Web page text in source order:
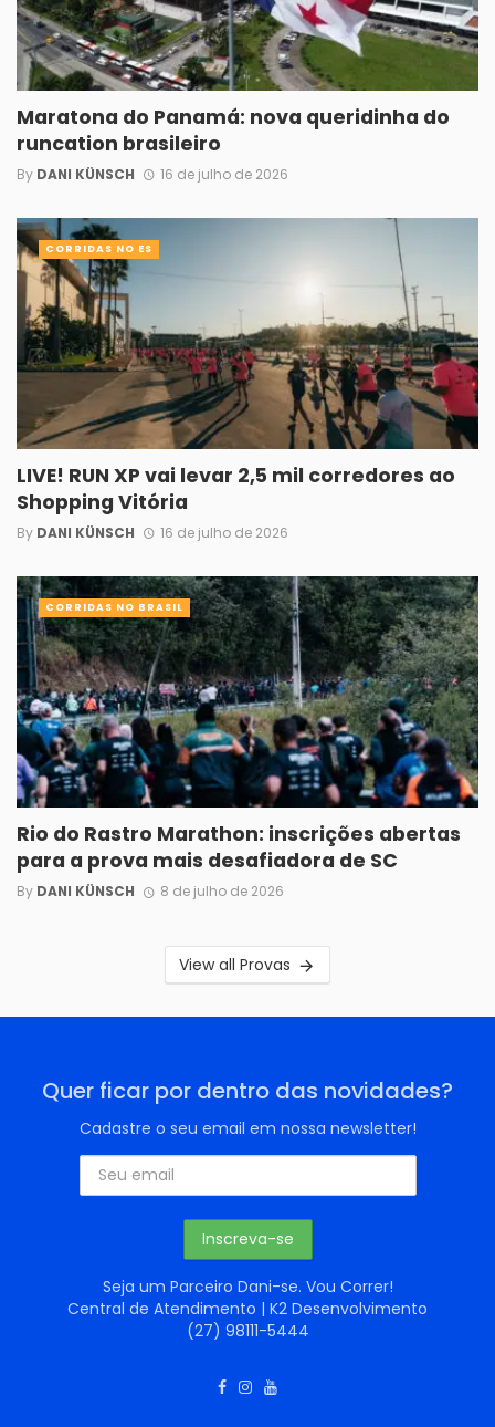
Maratona do Panamá: nova queridinha do
runcation brasileiro
By DANI KÜNSCH 16 de julho de 2026
LIVE! RUN XP vai levar 2,5 mil corredores ao
Shopping Vitória
By DANI KÜNSCH 16 de julho de 2026
CORRIDAS NO ES
Rio do Rastro Marathon: inscrições abertas
para a prova mais desafiadora de SC
By DANI KÜNSCH 8 de julho de 2026
CORRIDAS NO BRASIL
View all Provas
Quer ficar por dentro das novidades?
Cadastre o seu email em nossa newsletter!
Seja um Parceiro Dani-se. Vou Correr!
Central de Atendimento | K2 Desenvolvimento
(27) 98111-5444